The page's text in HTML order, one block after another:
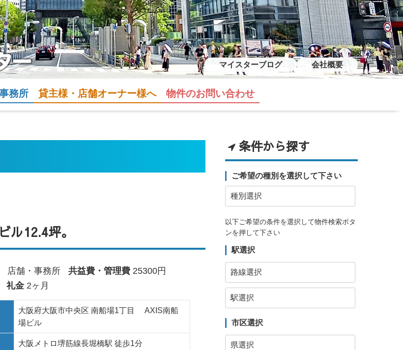
マイスターブログ 会社概要
務所 貸主様・店舗オーナー様へ 物件のお問い合わせ
ル12.4坪。
店舗・事務所 共益費・管理費 25300円
礼金 2ヶ月
大阪府大阪市中央区 南船場1丁目 AXIS南船
場ビル
大阪メトロ堺筋線長堀橋駅 徒歩1分
条件から探す
ご希望の種別を選択して下さい
以下ご希望の条件を選択して物件検索ボタ
ンを押して下さい
駅選択
市区選択